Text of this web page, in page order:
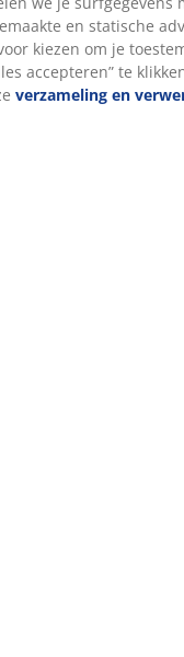
het beste bij je
je lokale JYSK-
testen en krijg
matras op basis